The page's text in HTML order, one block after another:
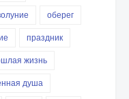
оберег
праздник
жизнь
душа